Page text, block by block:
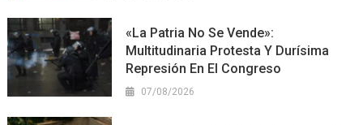
«La Patria No Se Vende»:
Multitudinaria Protesta Y Durísima
Represión En El Congreso
07/08/2026